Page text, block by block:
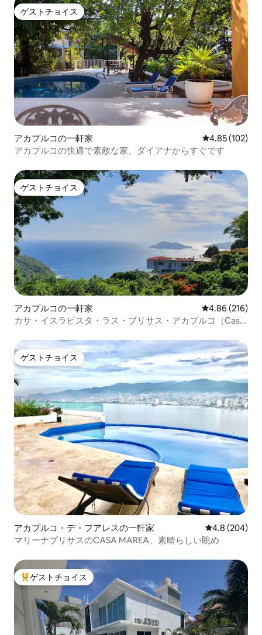
ゲストチョイス
ゲストチョイス
アカプルコの一軒家 レビュー102
4.85 (102)
アカプルコの快適で素敵な家、ダイアナからすぐです
ゲストチョイス
ゲストチョイス
アカプルコの一軒家 レビュー216
4.86 (216)
カサ・イスラビスタ・ラス・ブリサス・アカプルコ（Casa
ゲストチョイス
ゲストチョイス
アカプルコ・デ・フアレスの一軒家 レビュー204
4.8 (204)
マリーナブリサスのCASA MAREA、素晴らしい眺め
大好評のゲストチョイスです。
ゲストチョイス